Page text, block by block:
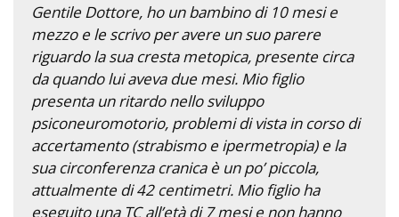
Gentile Dottore, ho un bambino di 10 mesi e
mezzo e le scrivo per avere un suo parere
riguardo la sua cresta metopica, presente circa
da quando lui aveva due mesi. Mio figlio
presenta un ritardo nello sviluppo
psiconeuromotorio, problemi di vista in corso di
accertamento (strabismo e ipermetropia) e la
sua circonferenza cranica è un po’ piccola,
attualmente di 42 centimetri. Mio figlio ha
eseguito una TC all’età di 7 mesi e non hanno